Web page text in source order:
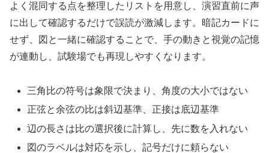
よく混同する点を整理したリストを用意し、演習直前に声
に出して確認するだけで誤読が激減します。暗記カードに
せず、図と一緒に確認することで、手の動きと視覚の記憶
が連動し、試験場でも再現しやすくなります。
三角比の符号は象限で決まり、角度の大小ではない
正弦と余弦の比は斜辺基準、正接は底辺基準
辺の長さは比の選択後に計算し、先に数を入れない
図のラベルは対応を示し、記号だけに頼らない